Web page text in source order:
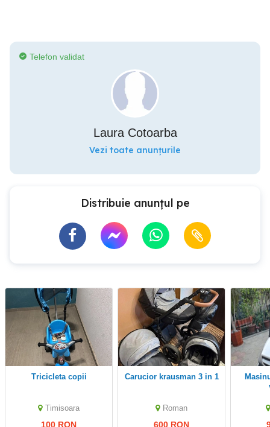
Telefon validat
Laura Cotoarba
Vezi toate anunțurile
Distribuie anunțul pe
tricicleta copii
Timisoara
100 RON
Carucior krausman 3 in 1
Roman
600 RON
Masinuta electrica de